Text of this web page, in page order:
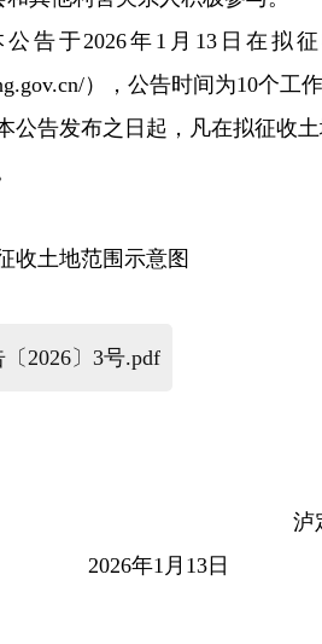
公告于2026年 1 月 13 日在拟
） ， 公告时间为10个工
公告发布之日起，凡在拟征收
收土地范围 示意图
2026〕3号.pdf
泸
2026年1 月 13日